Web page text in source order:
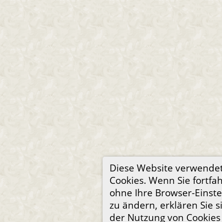
Diese Website
Cookies. Wenn Sie
ohne Ihre Browser-
zu ändern, erklären Sie
der Nutzung von Cookies